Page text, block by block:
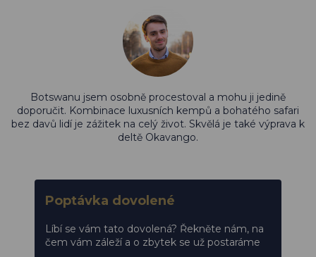
Botswanu jsem osobně procestoval a mohu ji jedině
doporučit. Kombinace luxusních kempů a bohatého safari
bez davů lidí je zážitek na celý život. Skvělá je také výprava k
deltě Okavango.
Poptávka dovolené
Líbí se vám tato dovolená? Řekněte nám, na
čem vám záleží a o zbytek se už postaráme